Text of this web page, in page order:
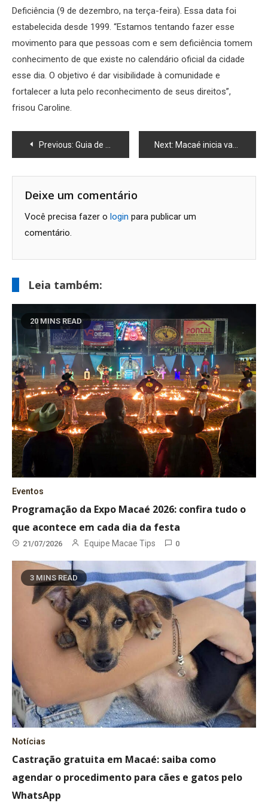
Deficiência (9 de dezembro, na terça-feira). Essa data foi
estabelecida desde 1999. “Estamos tentando fazer esse
movimento para que pessoas com e sem deficiência tomem
conhecimento de que existe no calendário oficial da cidade
esse dia. O objetivo é dar visibilidade à comunidade e
fortalecer a luta pelo reconhecimento de seus direitos”,
frisou Caroline.
Navegação
de
Post
Previous: Guia de Natal em Macaé 2025: atrações, espetáculos e programação gratuita na cidade Next: Macaé inicia vacinação contra o vírus sincicial respiratório (VSR) para gestantes
Deixe um comentário
Você precisa fazer o login para publicar um
comentário.
Leia também:
20 MINS READ
Eventos
Programação da Expo Macaé 2026: confira tudo o
que acontece em cada dia da festa
21/07/2026 Equipe Macae Tips 0
3 MINS READ
Notícias
Castração gratuita em Macaé: saiba como
agendar o procedimento para cães e gatos pelo
WhatsApp